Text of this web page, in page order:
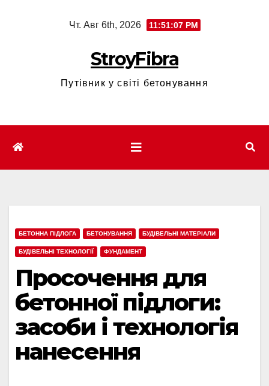
Чт. Авг 6th, 2026 11:51:08 PM
StroyFibra
Путівник у світі бетонування
БЕТОННА ПІДЛОГА БЕТОНУВАННЯ БУДІВЕЛЬНІ МАТЕРІАЛИ
БУДІВЕЛЬНІ ТЕХНОЛОГІЇ ФУНДАМЕНТ
Просочення для
бетонної підлоги:
засоби і технологія
нанесення